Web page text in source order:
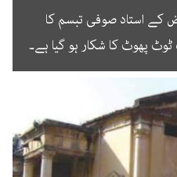
کے استاد صوفی تبسم کا
ٹوٹ پھوٹ کا شکار ہو گیا ہے۔